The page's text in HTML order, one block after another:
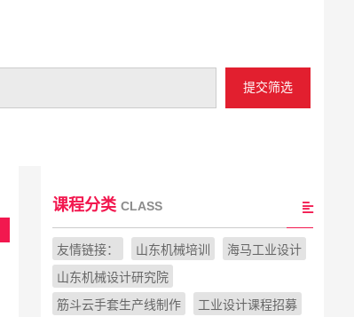
提交筛选
课程分类 CLASS
友情链接： 山东机械培训
海马工业设计
山东机械设计研究院
筋斗云手套生产线制作
工业设计课程招募